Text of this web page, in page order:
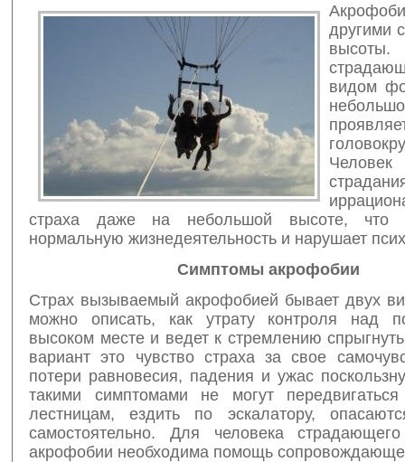
другими
высоты.
видом
страха даже на небольшой высоте, что
нормальную жизнедеятельность и нарушает
Симптомы акрофобии
Страх вызываемый акрофобией бывает двух
можно описать, как утрату контроля над
высоком месте и ведет к стремлению
вариант это чувство страха за свое
потери равновесия, падения и ужас
такими симптомами не могут
лестницам, ездить по эскалатору,
самостоятельно. Для человека
акрофобии необходима помощь